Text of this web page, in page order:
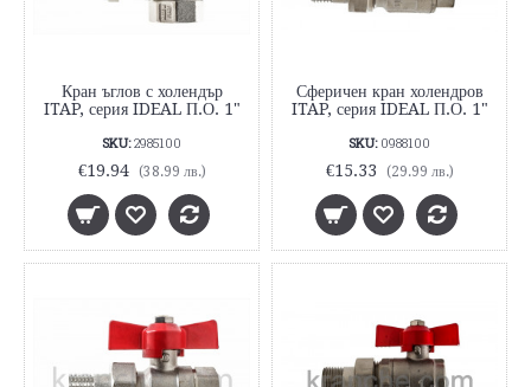
Кран ъглов с холендър
ITAP, серия IDEAL П.О. 1"
SKU:2985100
€19.94 (38.99 лв.)
Сферичен кран холендров
ITAP, серия IDEAL П.О. 1"
SKU:0988100
€15.33 (29.99 лв.)